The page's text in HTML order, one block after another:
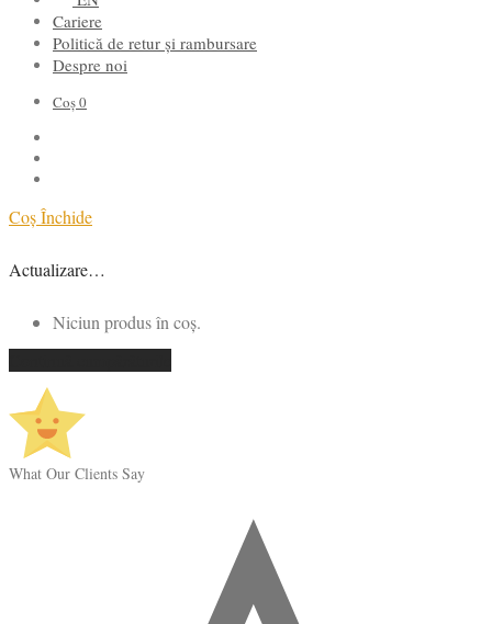
Cariere
Politică de retur și rambursare
Despre noi
Coș0
CoșÎnchide
Actualizare…
Niciun produs în coș.
What Our Clients Say